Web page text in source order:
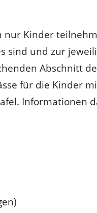
nur Kinder
sind und zur
Abschnitt
für die Kinder
Informationen